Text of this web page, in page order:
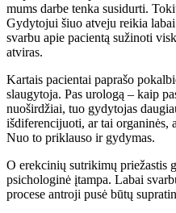
mums darbe tenka susidurti.
Gydytojui šiuo atveju reikia
svarbu apie pacientą sužinoti
atviras.
Kartais pacientai paprašo
slaugytoja. Pas urologą – kaip
nuoširdžiai, tuo gydytojas
išdiferencijuoti, ar tai organinės,
Nuo to priklauso ir gydymas.
O erekcinių sutrikimų priežastis
psichologinė įtampa. Labai
procese antroji pusė būtų